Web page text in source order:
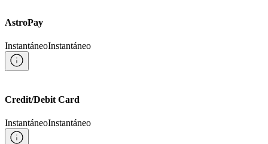
AstroPay
InstantáneoInstantáneo
Credit/Debit Card
InstantáneoInstantáneo